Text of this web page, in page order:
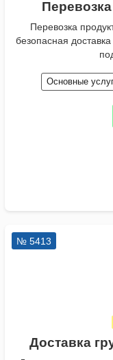
Перевозка
безопасная
Основные
№ 5413
Доставка